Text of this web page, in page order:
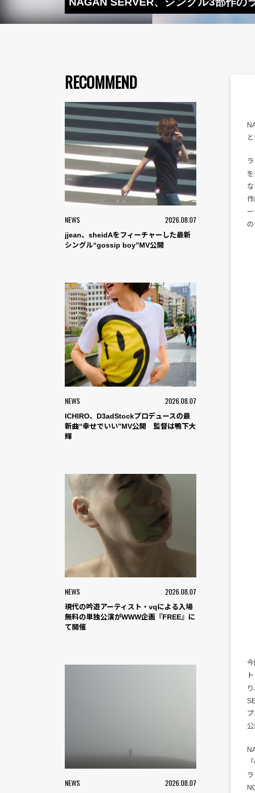
RECOMMEND
NEWS 2026.08.07
jjean、sheidAをフィーチャーした最新
シングル“gossip boy”MV公開
NEWS 2026.08.07
ICHIRO、D3adStockプロデュースの最
新曲“幸せでいい”MV公開 監督は鴨下大
輝
NEWS 2026.08.07
現代の吟遊アーティスト・vqによる入場
無料の単独公演がWWW企画『FREE』に
て開催
NEWS 2026.08.07